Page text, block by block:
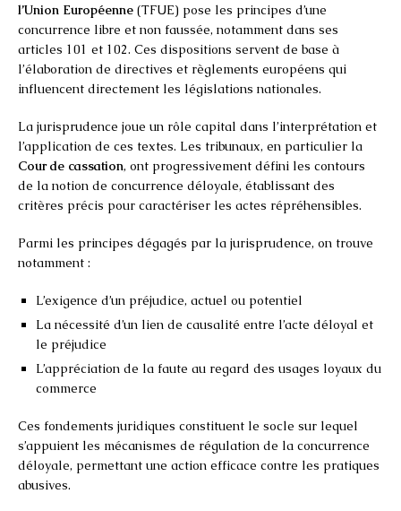
l’Union Européenne (TFUE) pose les principes d’une
concurrence libre et non faussée, notamment dans ses
articles 101 et 102. Ces dispositions servent de base à
l’élaboration de directives et règlements européens qui
influencent directement les législations nationales.
La jurisprudence joue un rôle capital dans l’interprétation et
l’application de ces textes. Les tribunaux, en particulier la
Cour de cassation, ont progressivement défini les contours
de la notion de concurrence déloyale, établissant des
critères précis pour caractériser les actes répréhensibles.
Parmi les principes dégagés par la jurisprudence, on trouve
notamment :
L’exigence d’un préjudice, actuel ou potentiel
La nécessité d’un lien de causalité entre l’acte déloyal et
le préjudice
L’appréciation de la faute au regard des usages loyaux du
commerce
Ces fondements juridiques constituent le socle sur lequel
s’appuient les mécanismes de régulation de la concurrence
déloyale, permettant une action efficace contre les pratiques
abusives.